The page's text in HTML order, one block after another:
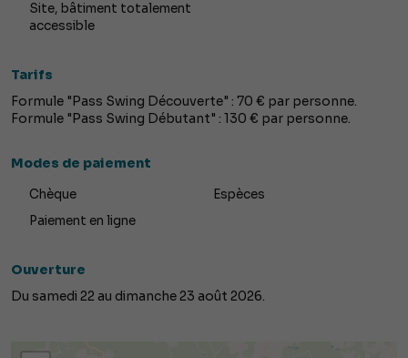
Site, bâtiment totalement
accessible
Tarifs
Formule "Pass Swing Découverte" : 70 € par personne.
Formule "Pass Swing Débutant" : 130 € par personne.
Modes de paiement
Chèque
Espèces
Paiement en ligne
Ouverture
Du samedi 22 au dimanche 23 août 2026.